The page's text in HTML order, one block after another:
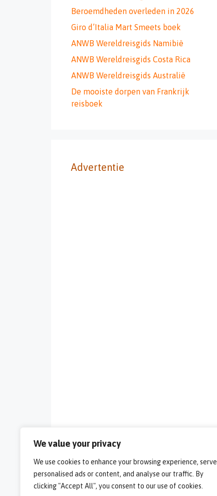
We value your privacy
We use cookies to enhance your browsing experience, serve
personalised ads or content, and analyse our traffic. By
clicking "Accept All", you consent to our use of cookies.
Beroemdheden overleden in 2026
Giro d’Italia Mart Smeets boek
ANWB Wereldreisgids Namibië
ANWB Wereldreisgids Costa Rica
ANWB Wereldreisgids Australië
De mooiste dorpen van Frankrijk
reisboek
Advertentie